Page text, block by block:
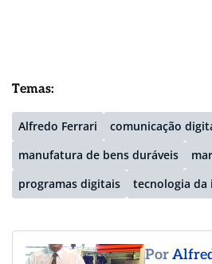
Temas:
Alfredo Ferrari comunicação
manufatura de bens duráveis
programas digitais
tecnologia da
Por